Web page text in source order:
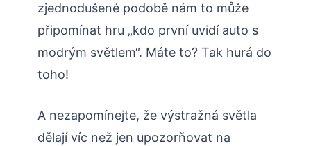
zjednodušené podobě nám to může
připomínat hru „kdo první uvidí auto s
modrým světlem“. Máte to? Tak hurá do
toho!
A nezapomínejte, že výstražná světla
dělají víc než jen upozorňovat na